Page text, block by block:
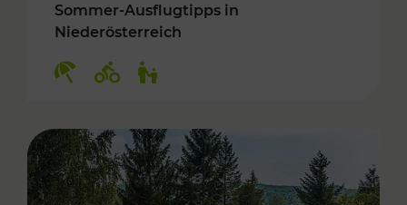
Sommer-Ausflugtipps in
Niederösterreich